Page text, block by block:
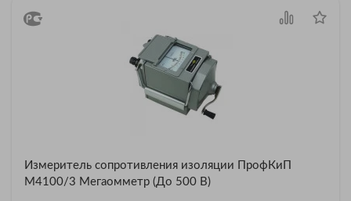
Измеритель сопротивления изоляции ПрофКиП
М4100/3 Мегаомметр (До 500 В)